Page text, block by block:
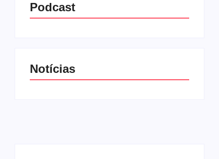
Podcast
Notícias